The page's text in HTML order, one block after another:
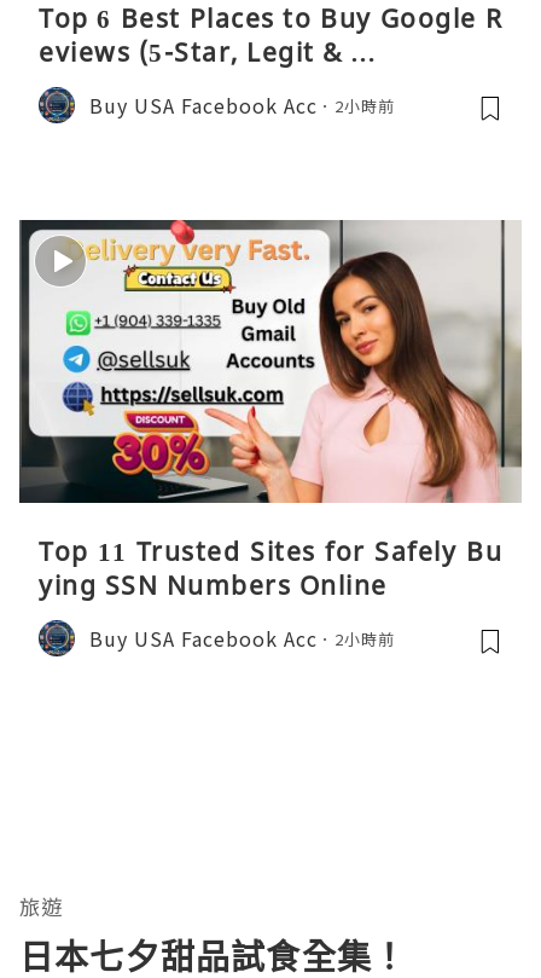
Top 6 Best Places to Buy Google R
eviews (5-Star, Legit & …
Buy USA Facebook Acc 2小時前
Top 11 Trusted Sites for Safely Bu
ying SSN Numbers Online
Buy USA Facebook Acc 2小時前
旅遊
日本七夕甜品試食全集！